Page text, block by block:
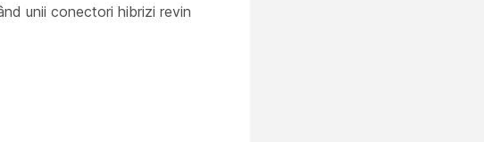
unii conectori hibrizi revin